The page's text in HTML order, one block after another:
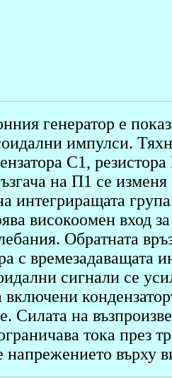
генератор е
импулси.
С1,
на П1 се
интегриращата
високоомен вход
Обратната
с времезадаващата
сигнали се
включени
Силата на
тока през
напрежението върху